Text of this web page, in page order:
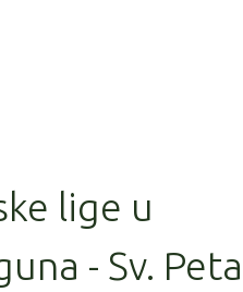
lige u
- Sv.